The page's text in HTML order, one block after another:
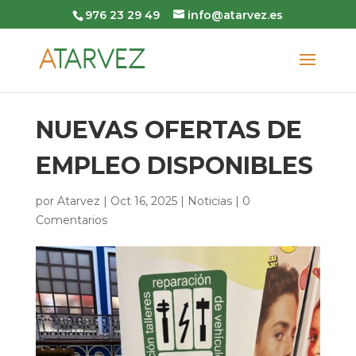
976 23 29 49 info@atarvez.es
NUEVAS OFERTAS DE
EMPLEO DISPONIBLES
por Atarvez | Oct 16, 2025| Noticias| 0
Comentarios